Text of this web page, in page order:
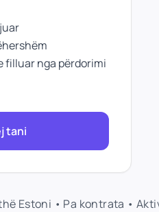
filluar nga përdorimi
tani
Estoni • Pa kontrata •